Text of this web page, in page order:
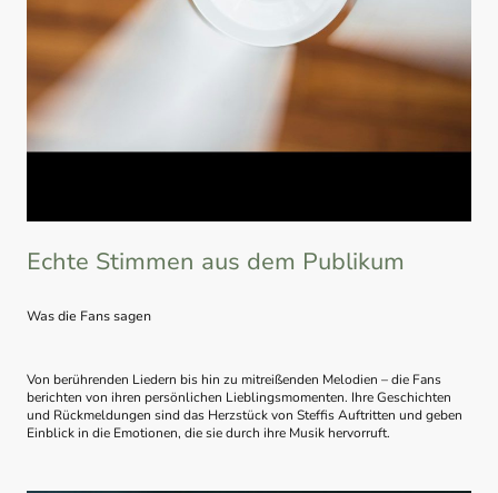
Echte Stimmen aus dem Publikum
Was die Fans sagen
Von berührenden Liedern bis hin zu mitreißenden Melodien – die Fans
berichten von ihren persönlichen Lieblingsmomenten. Ihre Geschichten
und Rückmeldungen sind das Herzstück von Steffis Auftritten und geben
Einblick in die Emotionen, die sie durch ihre Musik hervorruft.